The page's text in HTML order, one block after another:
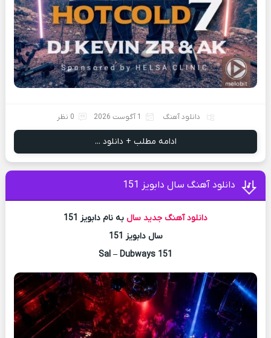
دانلود آهنگ 1 آگوست 2026 0 نظر
ادامه مطلب + دانلود ...
دانلود آهنگ سال دابویز 151
دانلود آهنگ جدید سال به نام دابویز 151
سال دابویز 151
Sal – Dubways 151